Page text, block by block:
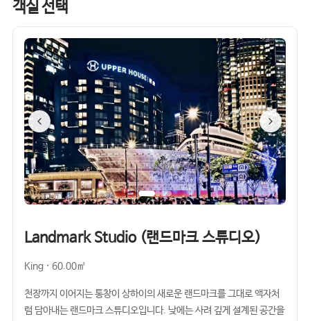
객실 선택
Landmark Studio (랜드마크 스튜디오)
King · 60.00㎡
천장까지 이어지는 통창이 상하이의 새로운 랜드마크를 그대로 액자처
럼 담아내는 랜드마크 스튜디오입니다. 낮에는 사려 깊게 설계된 공간을